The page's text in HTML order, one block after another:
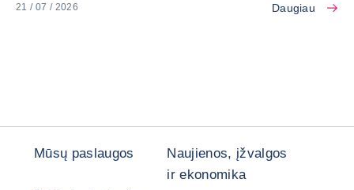
21 / 07 / 2026 Daugiau
Mūsų paslaugos
Naujienos, įžvalgos
ir ekonomika